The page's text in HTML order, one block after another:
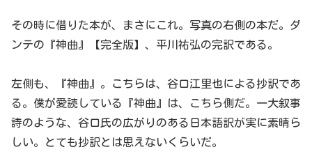
その時に借りた本が、まさにこれ。写真の右側の本だ。ダ
ンテの『神曲』【完全版】、平川祐弘の完訳である。
左側も、『神曲』。こちらは、谷口江里也による抄訳であ
る。僕が愛読している『神曲』は、こちら側だ。一大叙事
詩のような、谷口氏の広がりのある日本語訳が実に素晴ら
しい。とても抄訳とは思えないくらいだ。